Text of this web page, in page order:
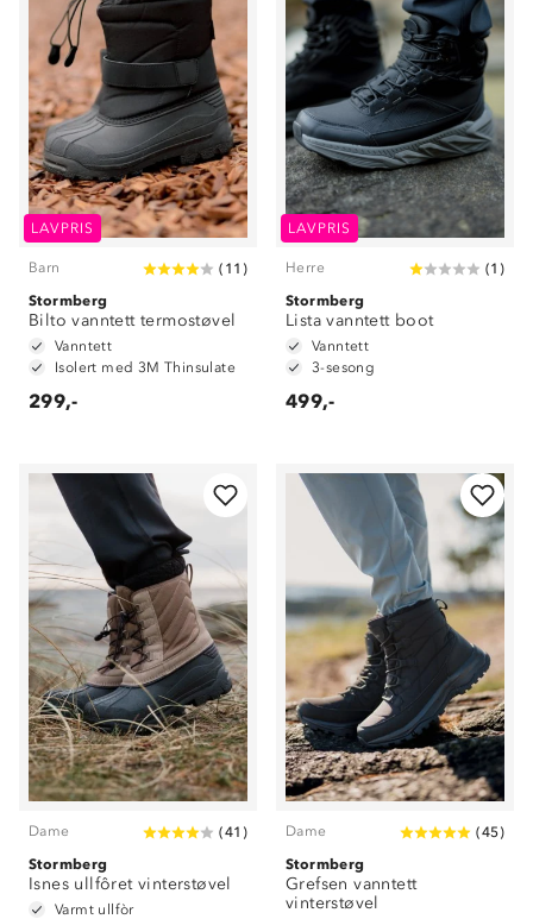
LAVPRIS
Barn ( 11 )
Stormberg
Bilto vanntett termostøvel
Vanntett
Isolert med 3M Thinsulate
299,-
LAVPRIS
Herre (1 )
Stormberg
Lista vanntett boot
Vanntett
3-sesong
499,-
Dame (41 )
Stormberg
Isnes ullfôret vinterstøvel
Varmt ullfòr
Dame (45)
Stormberg
Grefsen vanntett
vinterstøvel